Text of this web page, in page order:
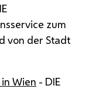
zum
von der Stadt
Wien - DIE